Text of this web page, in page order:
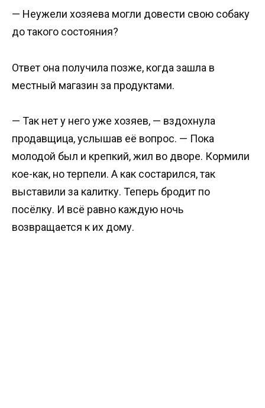
— Неужели хозяева могли довести свою собаку
до такого состояния?
Ответ она получила позже, когда зашла в
местный магазин за продуктами.
— Так нет у него уже хозяев, — вздохнула
продавщица, услышав её вопрос. — Пока
молодой был и крепкий, жил во дворе. Кормили
кое-как, но терпели. А как состарился, так
выставили за калитку. Теперь бродит по
посёлку. И всё равно каждую ночь
возвращается к их дому.